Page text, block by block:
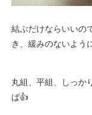
結ぶだけならいいの
き、緩みのないよう
丸組、平組、しっか
ば👍